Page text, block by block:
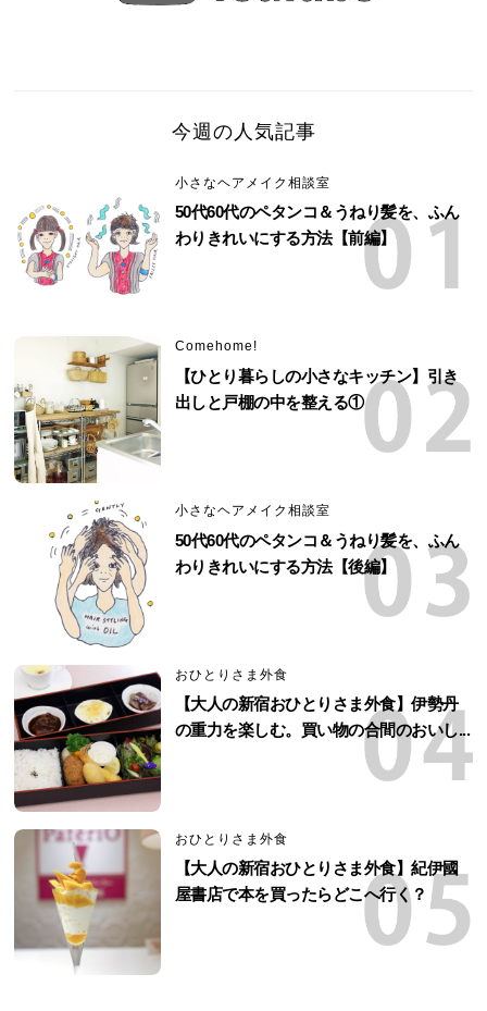
今週の人気記事
小さなヘアメイク相談室
50代60代のペタンコ＆うねり髪を、ふん
わりきれいにする方法【前編】
Comehome!
【ひとり暮らしの小さなキッチン】引き
出しと戸棚の中を整える①
小さなヘアメイク相談室
50代60代のペタンコ＆うねり髪を、ふん
わりきれいにする方法【後編】
おひとりさま外食
【大人の新宿おひとりさま外食】伊勢丹
の重力を楽しむ。買い物の合間のおいし...
おひとりさま外食
【大人の新宿おひとりさま外食】紀伊國
屋書店で本を買ったらどこへ行く？